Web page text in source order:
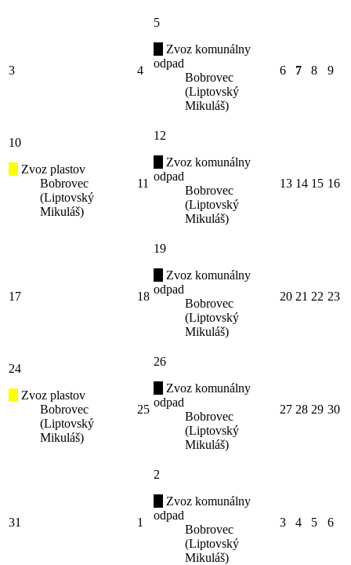
3 4
5
Zvoz komunálny
odpad
Bobrovec
(Liptovský
Mikuláš)
6 7 8 9
10
Zvoz plastov
Bobrovec
(Liptovský
Mikuláš)
11
12
Zvoz komunálny
odpad
Bobrovec
(Liptovský
Mikuláš)
13 14 15 16
17 18
19
Zvoz komunálny
odpad
Bobrovec
(Liptovský
Mikuláš)
20 21 22 23
24
Zvoz plastov
Bobrovec
(Liptovský
Mikuláš)
25
26
Zvoz komunálny
odpad
Bobrovec
(Liptovský
Mikuláš)
27 28 29 30
31 1
2
Zvoz komunálny
odpad
Bobrovec
(Liptovský
Mikuláš)
3 4 5 6